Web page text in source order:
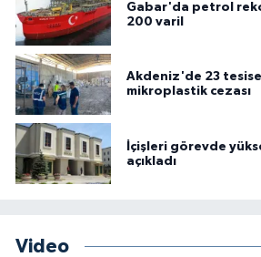
Gabar'da petrol
200 varil
Akdeniz'de 23
mikroplastik cezası
İçişleri görevde
açıkladı
Video